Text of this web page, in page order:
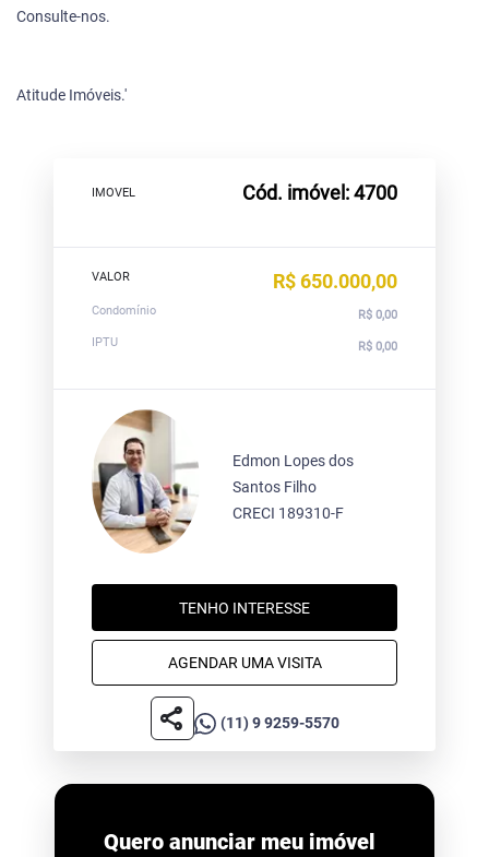
Consulte-nos.
Atitude Imóveis.'
IMOVEL Cód. imóvel: 4700
VALOR R$ 650.000,00
Condomínio
R$ 0,00
IPTU
R$ 0,00
Edmon Lopes dos
Santos Filho
CRECI 189310-F
TENHO INTERESSE
AGENDAR UMA VISITA
share (11) 9 9259-5570
Quero anunciar meu imóvel